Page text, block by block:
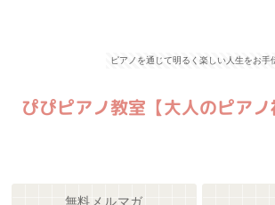
ピアノを通じて明るく楽しい人生をお手
無料メルマガ